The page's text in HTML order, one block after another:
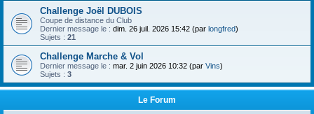
Challenge Joël DUBOIS
Coupe de distance du Club
Dernier message le : dim. 26 juil. 2026 15:42 (par longfred)
Sujets : 21
Challenge Marche & Vol
Dernier message le : mar. 2 juin 2026 10:32 (par Vins)
Sujets : 3
Le Forum